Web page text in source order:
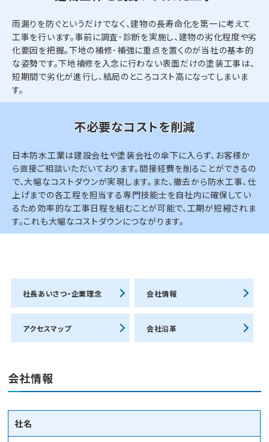
雨漏りを防ぐというだけでなく、建物の長寿命化を第一に考えて
工事を行います。事前に調査･診断を実施し、建物の劣化程度や劣
化要因を把握。下地の補修･補強に重点を置くのが当社の基本的
な姿勢です。下地補修を入念に行わない表面だけの塗装工事は、
短期間で劣化が進行し、結局のところコスト高になってしまいま
す。
不必要なコストを削減
日本防水工業は建設会社や塗装会社の傘下に入らず、お客様か
ら直接ご相談いただいております。間接経費を削ることができるの
で、大幅なコストダウンが実現します。また、撤去から防水工事、仕
上げまでの各工程を担当する専門技能士を自社内に確保してい
るため効率的な工事日程を組むことが可能で、工期が短縮されま
す。これも大幅なコストダウンにつながります。
社長あいさつ・企業理念 会社情報
アクセスマップ 会社沿革
会社情報
社名